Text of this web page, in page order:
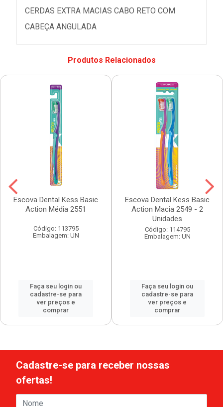
CERDAS EXTRA MACIAS CABO RETO COM
CABEÇA ANGULADA
Produtos Relacionados
Escova Dental Kess Basic
Action Média 2551
Código: 113795
Embalagem: UN
Faça seu login ou
cadastre-se para
ver preços e
comprar
Escova Dental Kess Basic
Action Macia 2549 - 2
Unidades
Código: 114795
Embalagem: UN
Faça seu login ou
cadastre-se para
ver preços e
comprar
Cadastre-se para receber nossas
ofertas!